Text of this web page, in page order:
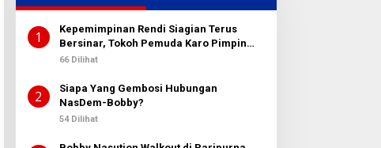
1
Kepemimpinan Rendi Siagian Terus
Bersinar, Tokoh Pemuda Karo Pimpin
PKN MJA Kota Medan
66 Dilihat
2
Siapa Yang Gembosi Hubungan
NasDem-Bobby?
54 Dilihat